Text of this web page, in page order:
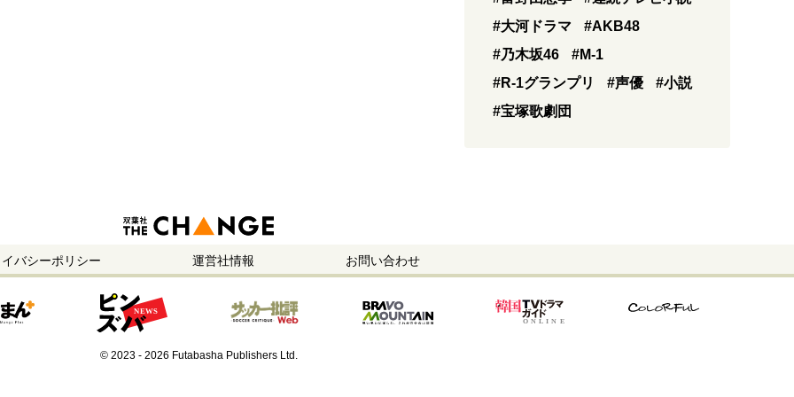
#大河ドラマ
#AKB48
#乃木坂46
#M-1
#R-1グランプリ
#声優
#小説
#宝塚歌劇団
バシーポリシー 運営社情報 お問い合わせ
© 2023 - 2026 Futabasha Publishers Ltd.